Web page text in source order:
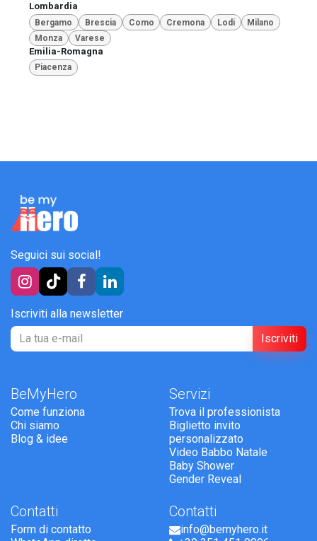
Lombardia
Bergamo Brescia Como Cremona Lodi
Milano
Monza
Varese
Emilia-Romagna
Piacenza
Seguici sui social!
Iscriviti alla newsletter
Iscriviti
BeMyHero
Come funziona
Chi siamo
Blog & idee
Servizi
Trova il professionista
Biglietto invito
personalizzato
Video Babbo Natale
Baby Shower
Gender Reveal
Contatti
Form di contatto
Contatti
info@bemyhero.it